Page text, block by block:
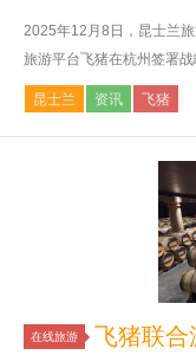
2025年12月8日，昆士兰
旅游平台飞猪在杭州签署
昆士兰 资讯 飞猪
在线旅游 飞猪联合